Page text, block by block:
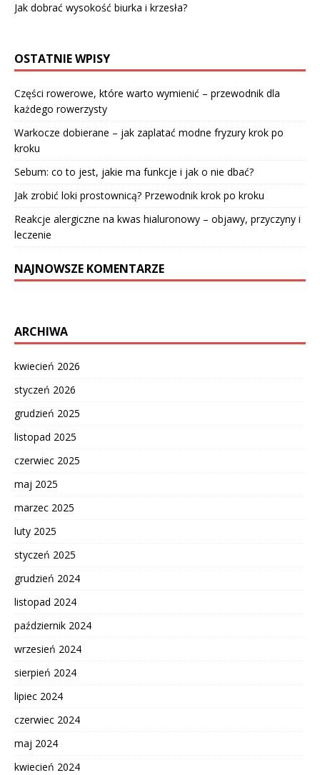
Jak dobrać wysokość biurka i krzesła?
OSTATNIE WPISY
Części rowerowe, które warto wymienić – przewodnik dla
każdego rowerzysty
Warkocze dobierane – jak zaplatać modne fryzury krok po
kroku
Sebum: co to jest, jakie ma funkcje i jak o nie dbać?
Jak zrobić loki prostownicą? Przewodnik krok po kroku
Reakcje alergiczne na kwas hialuronowy – objawy, przyczyny i
leczenie
NAJNOWSZE KOMENTARZE
ARCHIWA
kwiecień 2026
styczeń 2026
grudzień 2025
listopad 2025
czerwiec 2025
maj 2025
marzec 2025
luty 2025
styczeń 2025
grudzień 2024
listopad 2024
październik 2024
wrzesień 2024
sierpień 2024
lipiec 2024
czerwiec 2024
maj 2024
kwiecień 2024